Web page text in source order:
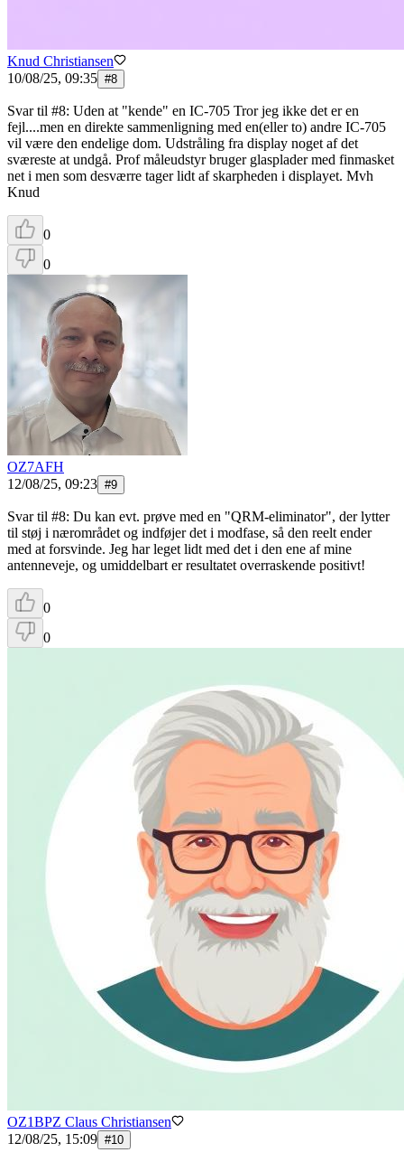
Knud Christiansen
10/08/25, 09:35 #8
Svar til #8: Uden at "kende" en IC-705 Tror jeg ikke det er en
fejl....men en direkte sammenligning med en(eller to) andre IC-705
vil være den endelige dom. Udstråling fra display noget af det
sværeste at undgå. Prof måleudstyr bruger glasplader med finmasket
net i men som desværre tager lidt af skarpheden i displayet. Mvh
Knud
0
0
OZ7AFH
12/08/25, 09:23 #9
Svar til #8: Du kan evt. prøve med en "QRM-eliminator", der lytter
til støj i nærområdet og indføjer det i modfase, så den reelt ender
med at forsvinde. Jeg har leget lidt med det i den ene af mine
antenneveje, og umiddelbart er resultatet overraskende positivt!
0
0
OZ1BPZ Claus Christiansen
12/08/25, 15:09 #10